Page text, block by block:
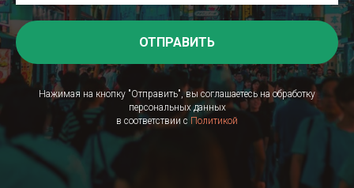
ОТПРАВИТЬ
Нажимая на кнопку "Отправить", вы соглашаетесь на обработку
персональных данных
в соответствии с Политикой